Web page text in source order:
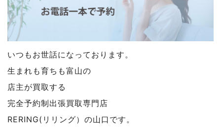
いつもお世話になっております。
生まれも育ちも富山の
店主が買取する
完全予約制出張買取専門店
RERING(リリング）の山口です。